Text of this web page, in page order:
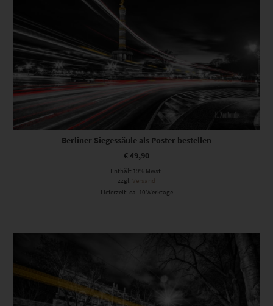
Berliner Siegessäule als Poster bestellen
€49,90
Enthält 19% Mwst.
zzgl. Versand
Lieferzeit: ca. 10 Werktage
Dieses Produkt weist mehrere Varianten auf. Die Optionen können auf der Produktseite gewählt werden